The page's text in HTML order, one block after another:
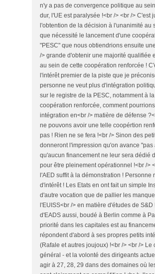
n'y a pas de convergence politique au
dur, l'UE est paralysée !<br /> <br /> C'est
l'obtention de la décision à l'unanimité au
que nécessité le lancement d'une
"PESC" que nous obtiendrions ensuite
/> grande d'obtenir une majorité qualifiée
au sein de cette coopération renforcée !
l'intérêt premier de la piste que je
personne ne veut plus d'intégration
sur le registre de la PESC, notamment à
coopération renforcée, comment
intégration en<br /> matière de défense
ne pouvons avoir une telle coopértion
pas ! Rien ne se fera !<br /> Sinon des
donneront l'impression qu'on avance "pas
qu'aucun financement ne leur sera dédié
pour être pleinement opérationnel !<br />
l'AED suffit à la démonstration ! Personne
d'intérêt ! Les Etats en ont fait un simple
d'autre vocation que de pallier les
l'EUISS<br /> en matière d'études de S&D
d'EADS aussi, boudé à Berlin comme à
priorité dans les capitales est au
répondent d'abord à ses propres petits
(Rafale et autres joujoux) !<br /> <br /> Le
général - et la volonté des dirigeants
agir à 27, 28, 29 dans des domaines où